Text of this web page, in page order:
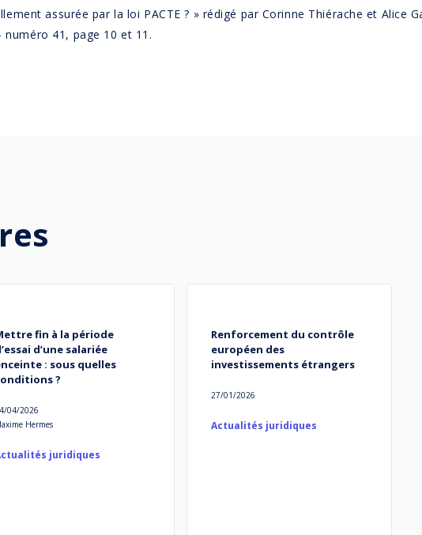
assurée par la loi PACTE ? » rédigé par Corinne Thiérache et Alice
numéro 41, page 10 et 11.
fin à la période
d’une salariée
: sous quelles
?
04/2026
Hermes
juridiques
Renforcement du contrôle
européen des
investissements étrangers
27/01/2026
Actualités juridiques